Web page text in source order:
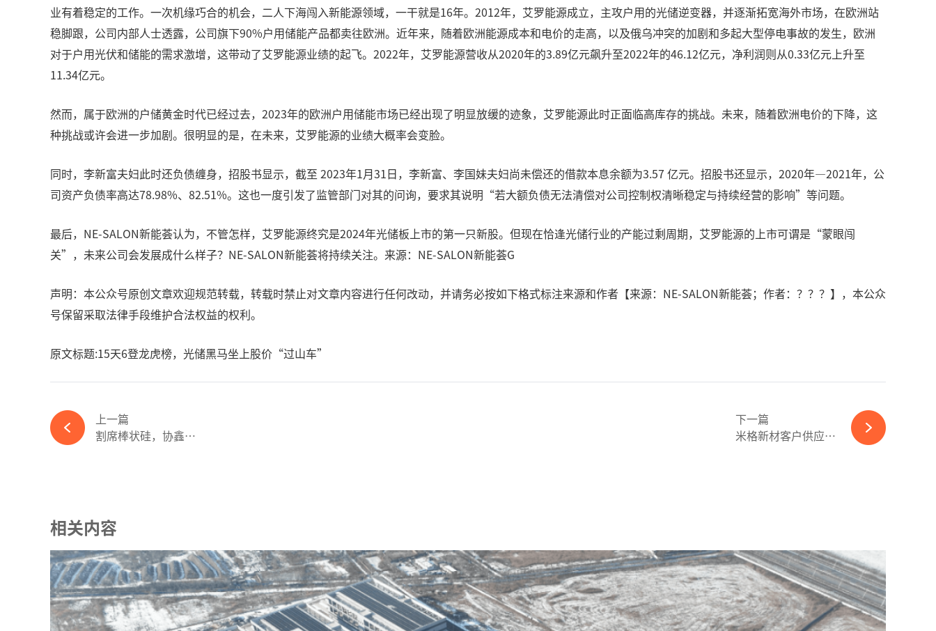
业有着稳定的工作。一次机缘巧合的机会，二人下海闯入新能源领域，一干就是16年。2012年，艾罗能源成立，主攻户用的光储逆变器，并逐渐拓宽海外市场，在欧洲站
稳脚跟，公司内部人士透露，公司旗下90%户用储能产品都卖往欧洲。近年来，随着欧洲能源成本和电价的走高，以及俄乌冲突的加剧和多起大型停电事故的发生，欧洲
对于户用光伏和储能的需求激增，这带动了艾罗能源业绩的起飞。2022年，艾罗能源营收从2020年的3.89亿元飙升至2022年的46.12亿元，净利润则从0.33亿元上升至
11.34亿元。
然而，属于欧洲的户储黄金时代已经过去，2023年的欧洲户用储能市场已经出现了明显放缓的迹象，艾罗能源此时正面临高库存的挑战。未来，随着欧洲电价的下降，这
种挑战或许会进一步加剧。很明显的是，在未来，艾罗能源的业绩大概率会变脸。
同时，李新富夫妇此时还负债缠身，招股书显示，截至 2023年1月31日，李新富、李国妹夫妇尚未偿还的借款本息余额为3.57 亿元。招股书还显示，2020年—2021年，公
司资产负债率高达78.98%、82.51%。这也一度引发了监管部门对其的问询，要求其说明“若大额负债无法清偿对公司控制权清晰稳定与持续经营的影响”等问题。
最后，NE-SALON新能荟认为，不管怎样，艾罗能源终究是2024年光储板上市的第一只新股。但现在恰逢光储行业的产能过剩周期，艾罗能源的上市可谓是“蒙眼闯
关”，未来公司会发展成什么样子？NE-SALON新能荟将持续关注。来源：NE-SALON新能荟G
声明：本公众号原创文章欢迎规范转载，转载时禁止对文章内容进行任何改动，并请务必按如下格式标注来源和作者【来源：NE-SALON新能荟；作者：？？？】，本公众
号保留采取法律手段维护合法权益的权利。
原文标题:15天6登龙虎榜，光储黑马坐上股价“过山车”
上一篇
割席棒状硅，协鑫科技用颗粒硅豪赌明天-ky体育APP官网下载
下一篇
米格新材客户供应商双集中，第一大客户零人参保，应收高企-ky体育APP官网下载
相关内容